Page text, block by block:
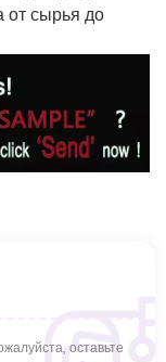
от сырья до
оставьте